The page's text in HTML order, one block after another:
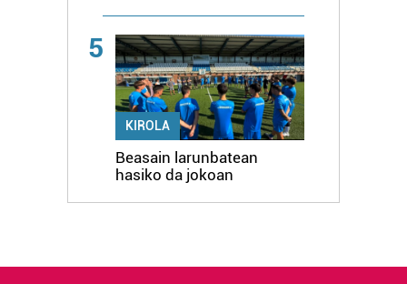
5
KIROLA
Beasain larunbatean
hasiko da jokoan